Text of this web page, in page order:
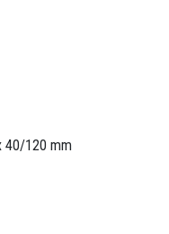
40/120 mm